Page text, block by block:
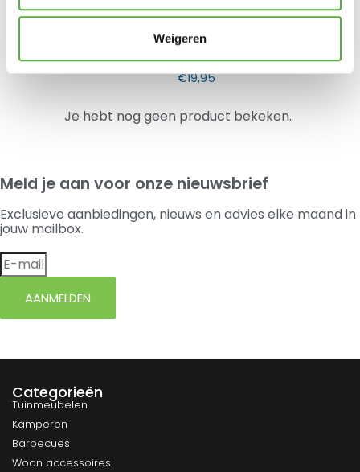
Weigeren
€11,95
€19,95
Je hebt nog geen product bekeken.
Meld je aan voor onze nieuwsbrief
Exclusieve aanbiedingen, nieuws en advies elke maand in
jouw mailbox.
AANMELDEN
Categorieën
Tuinmeubelen
Kamperen
Barbecues
Woon accessoires